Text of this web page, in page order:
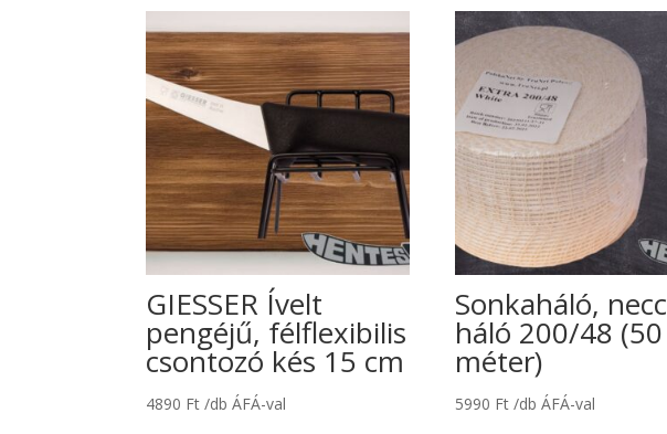
GIESSER Ívelt
pengéjű, félflexibilis
csontozó kés 15 cm
4890 Ft /db ÁFÁ-val
Sonkaháló, necc
háló 200/48 (50
méter)
5990 Ft /db ÁFÁ-val